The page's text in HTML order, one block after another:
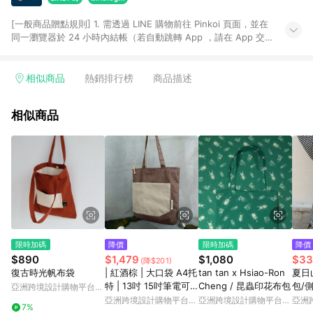
[一般商品贈點規則] 1. 需透過 LINE 購物前往 Pinkoi 頁面，並在
同一瀏覽器於 24 小時內結帳（若自動跳轉 App ，請在 App 交
回饋訂單不得享有 Pinkoi 站方優惠，例如首購優惠，P coins，
行為，不具贈點資格，部分退款不在此限。 6. APP 請更新至
貨後 45 天後發送。 8. 群眾募資商品，禮物卡，開館保證金，補
運費，攤位費等不具贈點資格。 9. LINE 購物站上之商品規格、
顏色、價位、贈品如與 Pinkoi 商品資訊頁及購物車不符，以
Pinkoi 購物商品資訊頁及購物車標示為準。 10. 點數紅包使用規
則請以點數紅包活動說明為準。 11. 若於 LINE 購物前往 Pinkoi
頁面後才首次下載 Pinkoi APP 並完成訂單，不符合導購資格；承
上，首次下載 Pinkoi APP 後，需透過 LINE 購物前往 Pinkoi 頁
相似商品 熱銷排行榜 商品描述
相似商品
限時加碼
$890
復古時光帆布袋
亞洲跨境設計購物平台
7%
降價
$1,479 (降$201)
| 紅酒棕 | 大口袋 A4托
特 | 13吋 15吋筆電可
進
亞洲跨境設計購物平台
限時加碼
$1,080
tan tan x Hsiao-Ron
Cheng / 昆蟲印花布包
亞洲跨境設計購物平台
降價
夏
包/
錢包
亞洲